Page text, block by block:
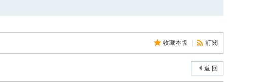
收藏本版 訂閱
返 回